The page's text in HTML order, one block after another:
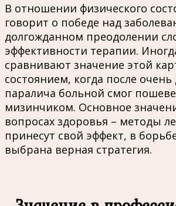
В отношении физического
говорит о победе над
долгожданном преодолении
эффективности терапии.
сравнивают значение этой
состоянием, когда после очень
паралича больной смог
мизинчиком. Основное
вопросах здоровья – методы
принесут свой эффект, в
выбрана верная стратегия.